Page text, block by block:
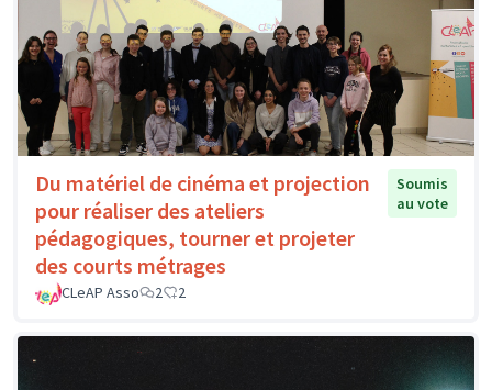
Du matériel de cinéma et projection
pour réaliser des ateliers
pédagogiques, tourner et projeter
des courts métrages
Soumis
au vote
CLeAP Asso 2 2